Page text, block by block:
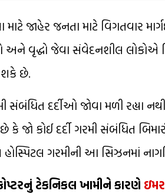
જાહેર જનતા માટે વિગતવાર
અને વૃદ્ધો જેવા સંવેદનશીલ
શકે છે.
દર્દીઓ જોવા મળી રહ્યા
જો કોઈ દર્દી ગરમી સંબંધિત
ગરમીની આ સિઝનમાં
ટેકનિકલ ખામીને કારણે